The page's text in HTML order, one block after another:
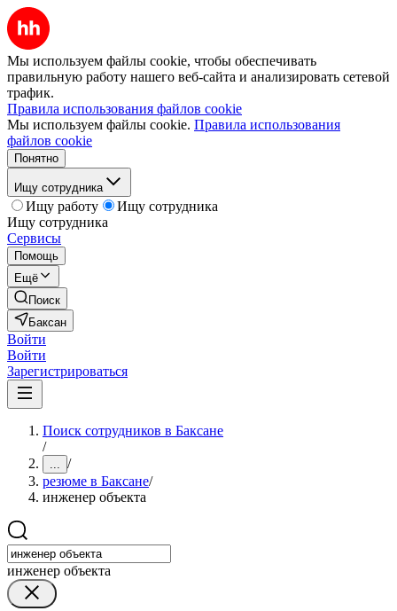
Мы используем файлы cookie, чтобы обеспечивать
правильную работу нашего веб-сайта и анализировать сетевой
трафик.
Правила использования файлов cookie
Мы используем файлы cookie. Правила использования
файлов cookie
Понятно
Ищу сотрудника
Ищу работу
Ищу сотрудника
Ищу сотрудника
Сервисы
Помощь
Ещё
Поиск
Баксан
Войти
Войти
Зарегистрироваться
Поиск сотрудников в Баксане
/
... /
резюме в Баксане/
инженер объекта
инженер объекта